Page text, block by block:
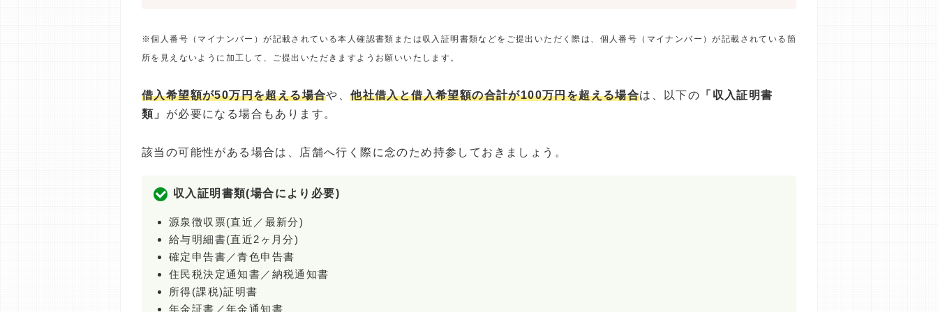
※個人番号（マイナンバー）が記載されている本人確認書類または収入証明書類などをご提出いただく際は、個人番号（マイナンバー）が記載されている箇
所を見えないように加工して、ご提出いただきますようお願いいたします。
借入希望額が50万円を超える場合や、他社借入と借入希望額の合計が100万円を超える場合は、以下の 「収入証明書
類」 が必要になる場合もあります。
該当の可能性がある場合は、店舗へ行く際に念のため持参しておきましょう。
収入証明書類(場合により必要)
源泉徴収票(直近／最新分)
給与明細書(直近2ヶ月分)
確定申告書／青色申告書
住民税決定通知書／納税通知書
所得(課税)証明書
年金証書／年金通知書